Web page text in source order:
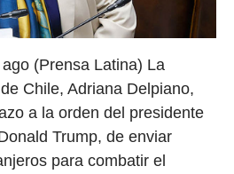
(Prensa Latina) La
Chile, Adriana Delpiano,
a la orden del presidente
Trump, de enviar
para combatir el